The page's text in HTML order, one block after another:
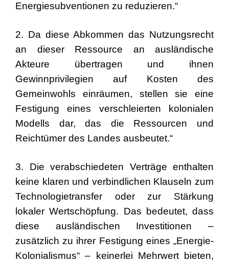
Energiesubventionen zu reduzieren.“
2. Da diese Abkommen das Nutzungsrecht
an dieser Ressource an ausländische
Akteure übertragen und ihnen
Gewinnprivilegien auf Kosten des
Gemeinwohls einräumen, stellen sie eine
Festigung eines verschleierten kolonialen
Modells dar, das die Ressourcen und
Reichtümer des Landes ausbeutet.“
3. Die verabschiedeten Verträge enthalten
keine klaren und verbindlichen Klauseln zum
Technologietransfer oder zur Stärkung
lokaler Wertschöpfung. Das bedeutet, dass
diese ausländischen Investitionen –
zusätzlich zu ihrer Festigung eines „Energie-
Kolonialismus“ – keinerlei Mehrwert bieten,